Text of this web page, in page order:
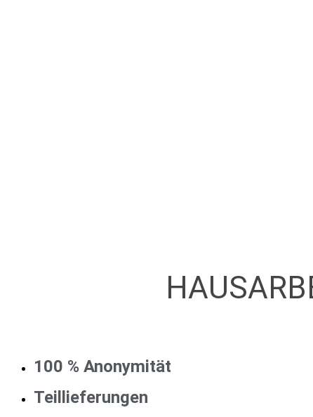
100 % Anonymität
Teillieferungen